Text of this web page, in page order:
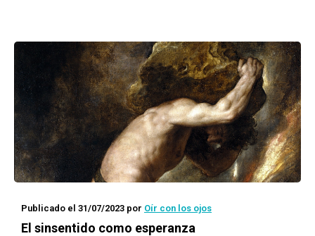
Publicado el 31/07/2023 por Oír con los ojos
El sinsentido como esperanza